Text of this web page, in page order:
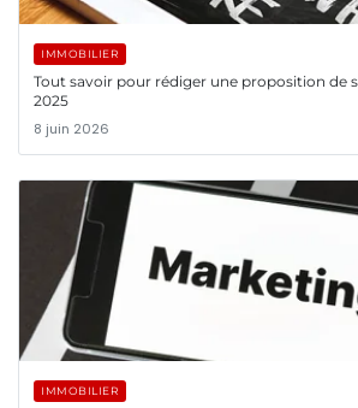
IMMOBILIER
Tout savoir pour rédiger une proposition de
2025
8 juin 2026
IMMOBILIER